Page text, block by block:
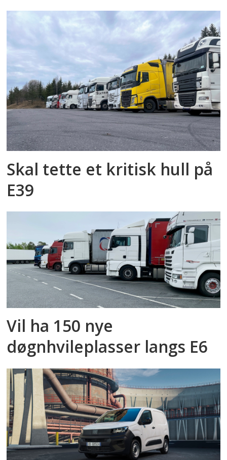
Skal tette et kritisk hull på
E39
Vil ha 150 nye
døgnhvileplasser langs E6